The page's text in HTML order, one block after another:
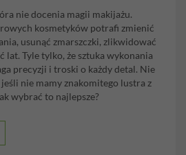
nie docenia magii makijażu.
kosmetyków potrafi zmienić
usunąć zmarszczki, zlikwidować
lat. Tyle tylko, że sztuka wykonania
precyzji i troski o każdy detal. Nie
nie mamy znakomitego lustra z
wybrać to najlepsze?